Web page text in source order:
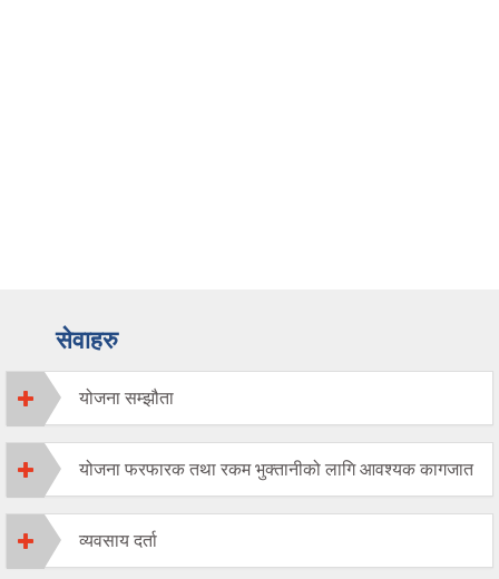
सेवाहरु
योजना सम्झौता
योजना फरफारक तथा रकम भुक्तानीको लागि आवश्यक कागजात
व्यवसाय दर्ता